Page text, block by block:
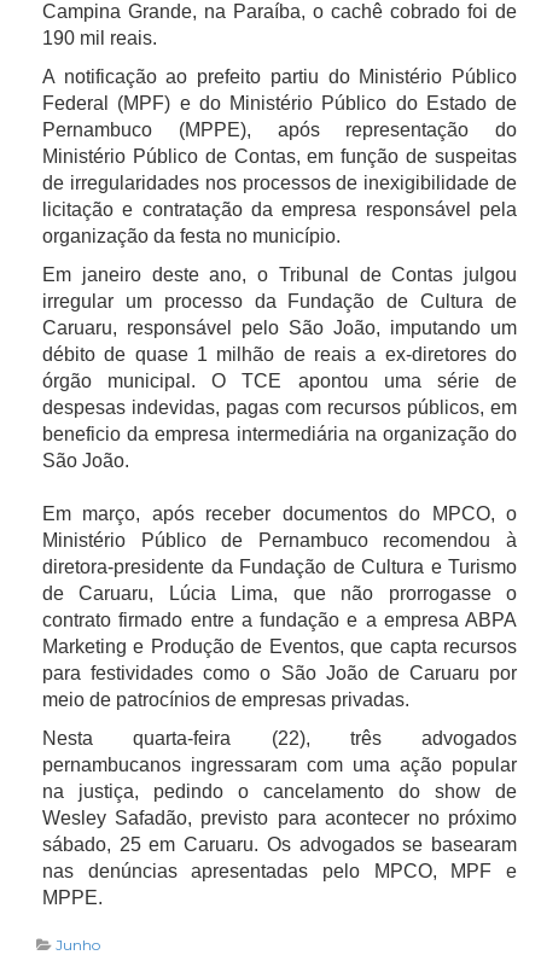
Campina Grande, na Paraíba, o cachê cobrado foi de
190 mil reais.
A notificação ao prefeito partiu do Ministério Público
Federal (MPF) e do Ministério Público do Estado de
Pernambuco (MPPE), após representação do
Ministério Público de Contas, em função de suspeitas
de irregularidades nos processos de inexigibilidade de
licitação e contratação da empresa responsável pela
organização da festa no município.
Em janeiro deste ano, o Tribunal de Contas julgou
irregular um processo da Fundação de Cultura de
Caruaru, responsável pelo São João, imputando um
débito de quase 1 milhão de reais a ex-diretores do
órgão municipal. O TCE apontou uma série de
despesas indevidas, pagas com recursos públicos, em
beneficio da empresa intermediária na organização do
São João.
Em março, após receber documentos do MPCO, o
Ministério Público de Pernambuco recomendou à
diretora-presidente da Fundação de Cultura e Turismo
de Caruaru, Lúcia Lima, que não prorrogasse o
contrato firmado entre a fundação e a empresa ABPA
Marketing e Produção de Eventos, que capta recursos
para festividades como o São João de Caruaru por
meio de patrocínios de empresas privadas.
Nesta quarta-feira (22), três advogados
pernambucanos ingressaram com uma ação popular
na justiça, pedindo o cancelamento do show de
Wesley Safadão, previsto para acontecer no próximo
sábado, 25 em Caruaru. Os advogados se basearam
nas denúncias apresentadas pelo MPCO, MPF e
MPPE.
Junho